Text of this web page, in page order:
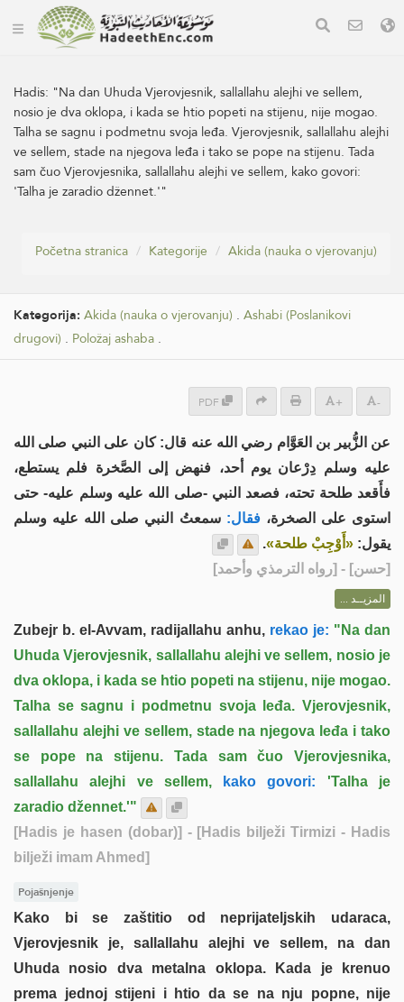
Hadis: "Na dan Uhuda Vjerovjesnik, sallallahu alejhi ve sellem,
nosio je dva oklopa, i kada se htio popeti na stijenu, nije mogao.
Talha se sagnu i podmetnu svoja leđa. Vjerovjesnik, sallallahu alejhi
ve sellem, stade na njegova leđa i tako se pope na stijenu. Tada
sam čuo Vjerovjesnika, sallallahu alejhi ve sellem, kako govori:
'Talha je zaradio džennet.'"
Početna stranica Kategorije Akida (nauka o vjerovanju)
Kategorija: Akida (nauka o vjerovanju) . Ashabi (Poslanikovi
drugovi) . Položaj ashaba .
PDF + -
عن الزُّبير بن العَوَّام رضي الله عنه قال: كان على النبي صلى الله
عليه وسلم دِرْعان يوم أحد، فنهض إلى الصَّخرة فلم يستطع،
فأَقعد طلحة تحته، فصعد النبي -صلى الله عليه وسلم عليه- حتى
استوى على الصخرة، فقال: سمعتُ النبي صلى الله عليه وسلم
يقول: «أَوْجِبْ طلحة».
[حسن] - [رواه الترمذي وأحمد]
المزيــد ...
Zubejr b. el-Avvam, radijallahu anhu, rekao je: "Na dan
Uhuda Vjerovjesnik, sallallahu alejhi ve sellem, nosio je
dva oklopa, i kada se htio popeti na stijenu, nije mogao.
Talha se sagnu i podmetnu svoja leđa. Vjerovjesnik,
sallallahu alejhi ve sellem, stade na njegova leđa i tako
se pope na stijenu. Tada sam čuo Vjerovjesnika,
sallallahu alejhi ve sellem,kako govori: 'Talha je
zaradio džennet.'"
[Hadis je hasen (dobar)] - [Hadis bilježi Tirmizi - Hadis
bilježi imam Ahmed]
Pojašnjenje
Kako bi se zaštitio od neprijateljskih udaraca,
Vjerovjesnik je, sallallahu alejhi ve sellem, na dan
Uhuda nosio dva metalna oklopa. Kada je krenuo
prema jednoj stijeni i htio da se na nju popne, nije